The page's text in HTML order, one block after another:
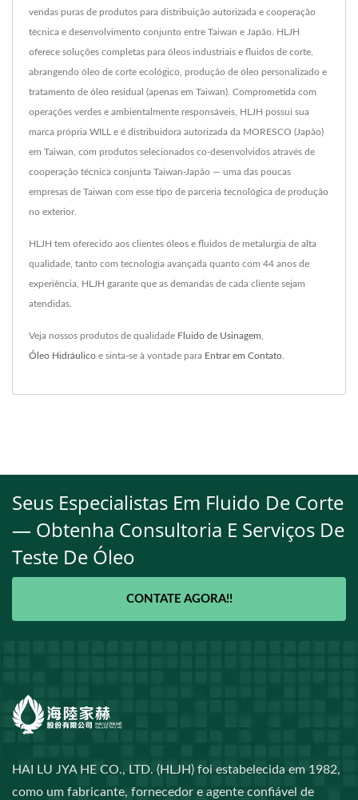
vendas puras de produtos para distribuição autorizada e cooperação
técnica e desenvolvimento conjunto entre Taiwan e Japão. HLJH
oferece soluções completas para óleos industriais e fluidos de corte,
abrangendo óleo de corte ecológico, produção de óleo personalizado e
tratamento de óleo residual (apenas em Taiwan). Comprometida com
operações verdes e ambientalmente responsáveis, HLJH possui sua
marca própria WILL e é distribuidora autorizada da MORESCO (Japão)
em Taiwan, com produtos selecionados co-desenvolvidos através de
cooperação técnica conjunta Taiwan-Japão — uma das poucas
empresas de Taiwan com esse tipo de parceria tecnológica de produção
no exterior.
HLJH tem oferecido aos clientes óleos e fluidos de metalurgia de alta
qualidade, tanto com tecnologia avançada quanto com 44 anos de
experiência, HLJH garante que as demandas de cada cliente sejam
atendidas.
Veja nossos produtos de qualidade Fluido de Usinagem
Óleo Hidráulico e sinta-se à vontade para Entrar em Contato
Seus Especialistas Em Fluido De Corte
— Obtenha Consultoria E Serviços De
Teste De Óleo
CONTATE AGORA!!
HAI LU JYA HE CO., LTD. (HLJH) foi estabelecida em 1982,
como um fabricante, fornecedor e agente confiável de